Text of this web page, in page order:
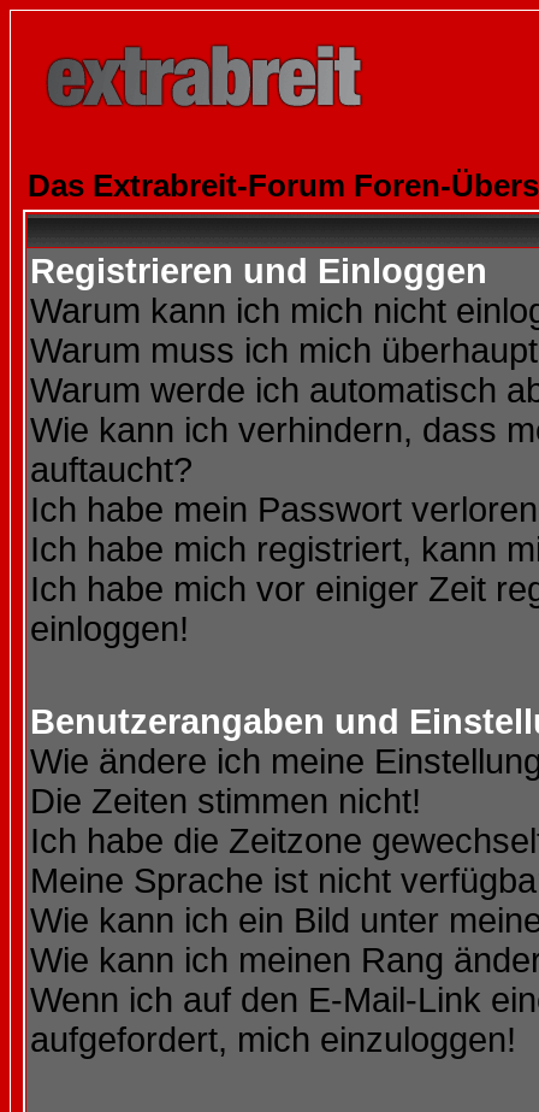
Das Extrabreit-Forum Foren-
Registrieren und Einloggen
Warum kann ich mich nicht
Warum muss ich mich
Warum werde ich automatisch
Wie kann ich verhindern, dass
auftaucht?
Ich habe mein Passwort
Ich habe mich registriert, kann
Ich habe mich vor einiger Zeit
einloggen!
Benutzerangaben und
Wie ändere ich meine
Die Zeiten stimmen nicht!
Ich habe die Zeitzone
Meine Sprache ist nicht
Wie kann ich ein Bild unter
Wie kann ich meinen Rang
Wenn ich auf den E-Mail-Link
aufgefordert, mich einzuloggen!